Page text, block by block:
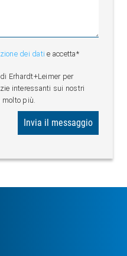
dei datie accetta*
Erhardt+Leimer per
interessanti sui nostri
più.
Invia il messaggio